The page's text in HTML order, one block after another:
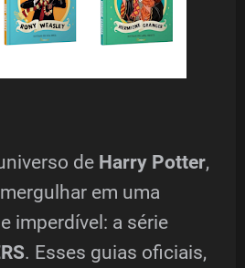
de Harry Potter,
em uma
imperdível: a série
. Esses guias oficiais,